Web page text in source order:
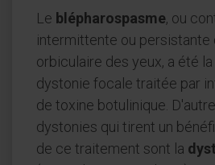
Le blépharospasme, ou
intermittente ou persistante
orbiculaire des yeux, a été
dystonie focale traitée par
de toxine botulinique.
dystonies qui tirent un
de ce traitement sont la